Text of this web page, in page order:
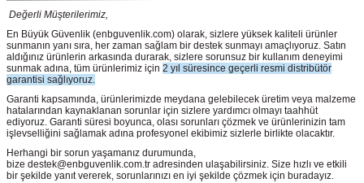
Değerli Müşterilerimiz,
En Büyük Güvenlik (enbguvenlik.com) olarak, sizlere yüksek kaliteli ürünler
sunmanın yanı sıra, her zaman sağlam bir destek sunmayı amaçlıyoruz. Satın
aldığınız ürünlerin arkasında durarak, sizlere sorunsuz bir kullanım deneyimi
sunmak adına, tüm ürünlerimiz için 2 yıl süresince geçerli resmi distribütör
garantisi sağlıyoruz.
Garanti kapsamında, ürünlerimizde meydana gelebilecek üretim veya malzeme
hatalarından kaynaklanan sorunlar için sizlere yardımcı olmayı taahhüt
ediyoruz. Garanti süresi boyunca, olası sorunları çözmek ve ürünlerinizin tam
işlevselliğini sağlamak adına profesyonel ekibimiz sizlerle birlikte olacaktır.
Herhangi bir sorun yaşamanız durumunda,
bize destek@enbguvenlik.com.tr adresinden ulaşabilirsiniz. Size hızlı ve etkili
bir şekilde yanıt vererek, sorunlarınızı en iyi şekilde çözmek için buradayız.